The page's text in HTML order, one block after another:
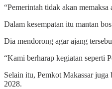
“Pemerintah tidak akan
Dalam kesempatan itu mantan
Dia mendorong agar ajang
“Kami berharap kegiatan seperti
Selain itu, Pemkot Makassar
2028.